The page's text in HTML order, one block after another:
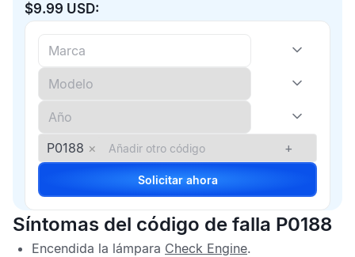
$9.99 USD:
P0188 × +
Solicitar ahora
Síntomas del código de falla P0188
Encendida la lámpara Check Engine.